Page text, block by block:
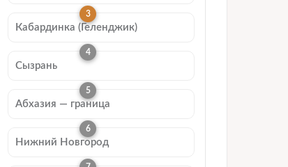
Кабардинка (Геленджик)
Сызрань
Абхазия — граница
Нижний Новгород